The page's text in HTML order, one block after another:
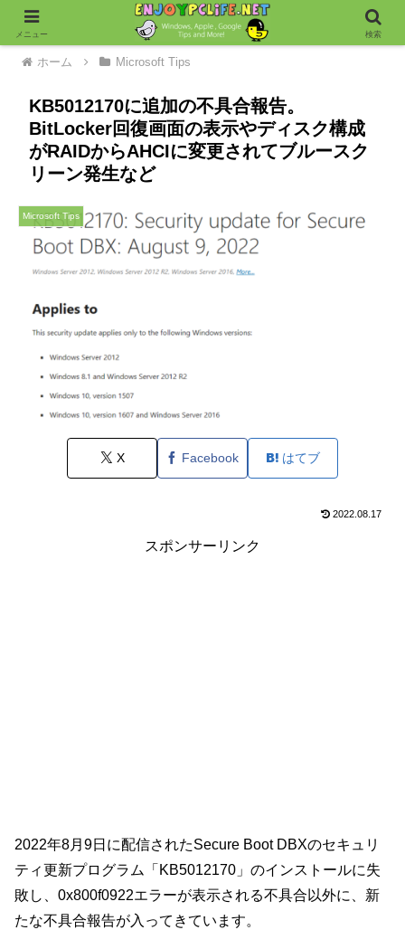
ホーム Microsoft Tips
KB5012170に追加の不具合報告。
BitLocker回復画面の表示やディスク構成
がRAIDからAHCIに変更されてブルースク
リーン発生など
Microsoft Tips
X Facebook はてブ
2022.08.17
スポンサーリンク
2022年8月9日に配信されたSecure Boot DBXのセキュリ
ティ更新プログラム「KB5012170」のインストールに失
敗し、0x800f0922エラーが表示される不具合以外に、新
たな不具合報告が入ってきています。
メニュー 検索